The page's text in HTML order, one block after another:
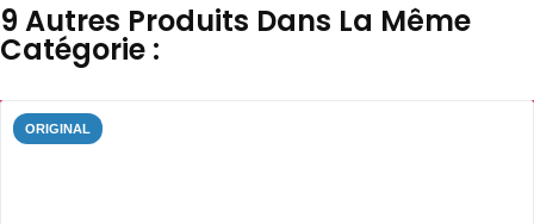
9 Autres Produits Dans La Même
Catégorie :
ORIGINAL